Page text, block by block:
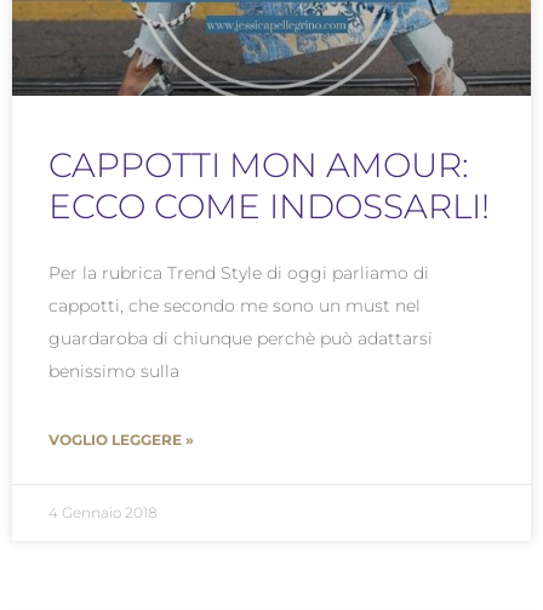
CAPPOTTI MON AMOUR:
ECCO COME INDOSSARLI!
Per la rubrica Trend Style di oggi parliamo di
cappotti, che secondo me sono un must nel
guardaroba di chiunque perchè può adattarsi
benissimo sulla
VOGLIO LEGGERE »
4 Gennaio 2018